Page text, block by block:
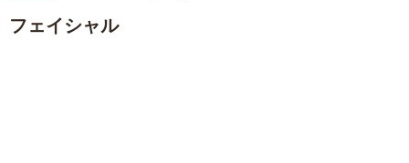
フェイシャル